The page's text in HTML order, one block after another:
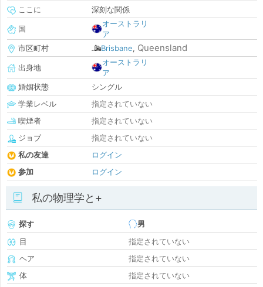
ここに
深刻な関係
国
オーストラリ
ア
市区町村
Brisbane, Queensland
出身地
オーストラリ
ア
婚姻状態
シングル
学業レベル
指定されていない
喫煙者
指定されていない
ジョブ
指定されていない
私の友達
ログイン
参加
ログイン
私の物理学と+
探す
男
目
指定されていない
ヘア
指定されていない
体
指定されていない